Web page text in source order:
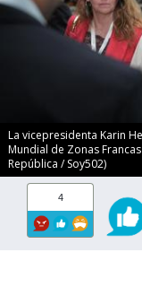
La vicepresidenta Karin
Mundial de Zonas
República / Soy502)
4